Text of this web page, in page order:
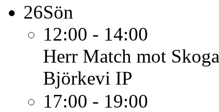
26Sön
12:00 - 14:00
Herr Match mot
Björkevi IP
17:00 - 19:00